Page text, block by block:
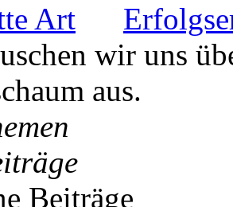
wir uns
aus.
Beiträge